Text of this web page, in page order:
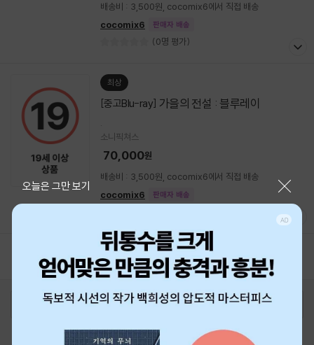
배송비 : 3,500원, cocomix6에서 직접 배송
cocomix6
판매자 배송
(0명 평가)
최상
[중고Blu-ray] 가을의 전설 : 블루레이
소니픽쳐스
70,000원
배송비 : 3,500원, cocomix6에서 직접 배송
cocomix6
판매자 배송
3 4
오늘은 그만 보기
로그인 최근 본 상품 주문/배송
고객센터 1544-3800 티켓 1544-6399
중고샵 1566-4295